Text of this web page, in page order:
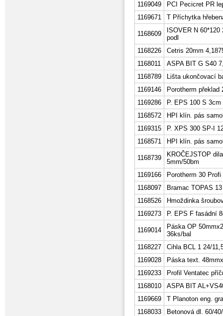
1169049
PCI Pecicret PR
1169671
T Příchytka
1168609
ISOVER N
podl
1168226
Cetris 20mm
1168011
ASPA BIT G S40
1168789
Lišta ukončovací
1169146
Porotherm
1169286
P. EPS 100 S 3cm
1168572
HPI klín. pás
1169315
P. XPS 300 SP-I
1168571
HPI klín. pás
1168739
KROČEJSTOP
5mm/50bm
1169166
Porotherm 30
1168097
Bramac TOPAS
1168526
Hmoždinka
1169273
P. EPS F fasádní
1169014
Páska OP
36ks/bal
1168227
Cihla BCL 1 24/
1169028
Páska text.
1169233
Profil Ventatec
1168010
ASPA BIT
1169669
T Planoton eng.
1168033
Betonová dl. 60/